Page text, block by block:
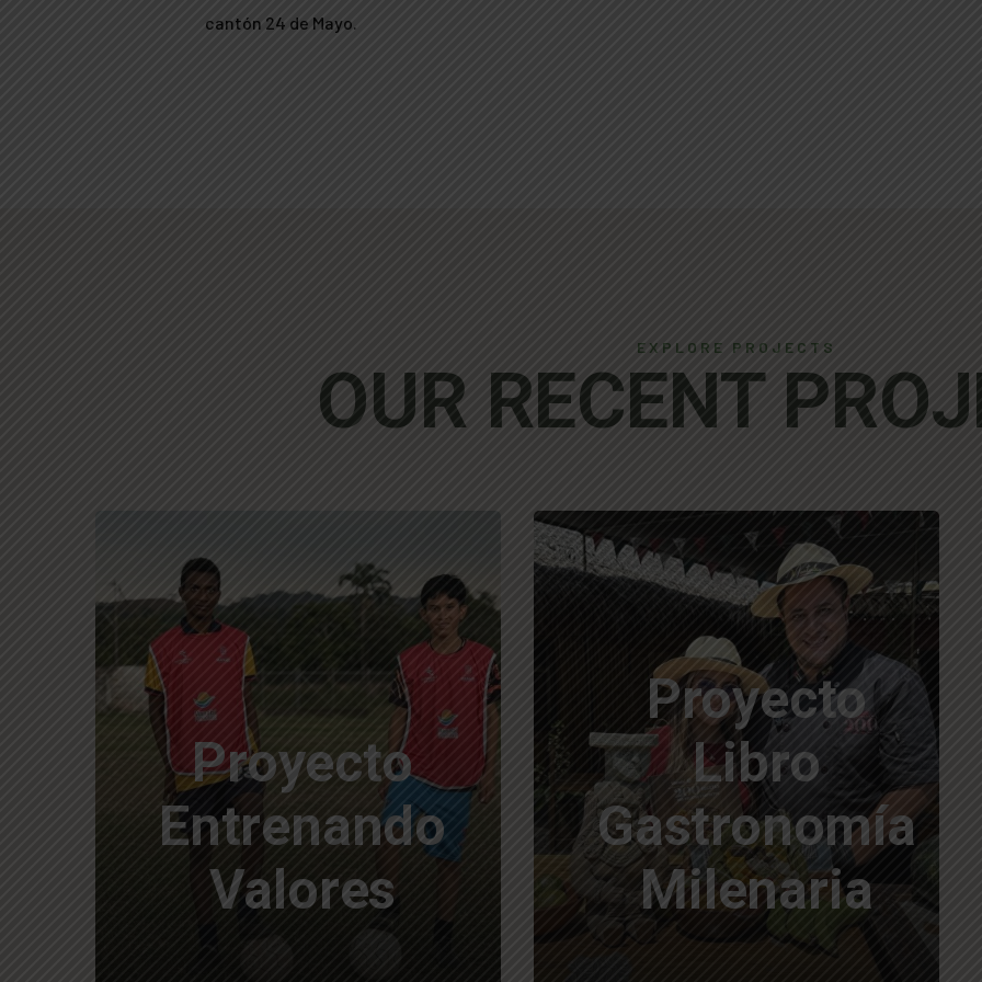
cantón 24 de Mayo.
EXPLORE PROJECTS
OUR RECENT
Proyecto
Entrenando
Valores
Proyecto
Libro
Gastronomía
Milenaria